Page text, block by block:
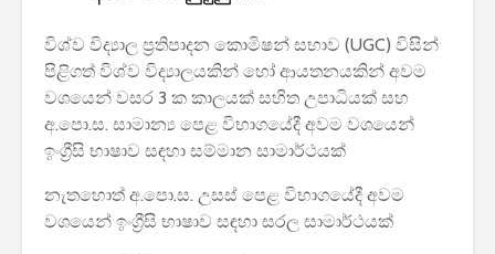
විශ්ව විද්‍යාල ප්‍රතිපාදන කොමිෂන් සභාව (UGC) විසින්
පිළිගත් විශ්ව විද්‍යාලයකින් හෝ ආයතනයකින් අවම
වශයෙන් වසර 3 ක කාලයක් සහිත උපාධියක් සහ
අ.පො.ස. සාමාන්‍ය පෙළ විභාගයේදී අවම වශයෙන්
ඉංග්‍රීසි භාෂාව සඳහා සම්මාන සාමාර්ථයක්
නැතහොත් අ.පො.ස. උසස් පෙළ විභාගයේදී අවම
වශයෙන් ඉංග්‍රීසි භාෂාව සඳහා සරල සාමාර්ථයක්
Power BI විශාලතම
2026 යාවත්කාලීනය
හඳුන්වා දීමට
නියමිතයි.